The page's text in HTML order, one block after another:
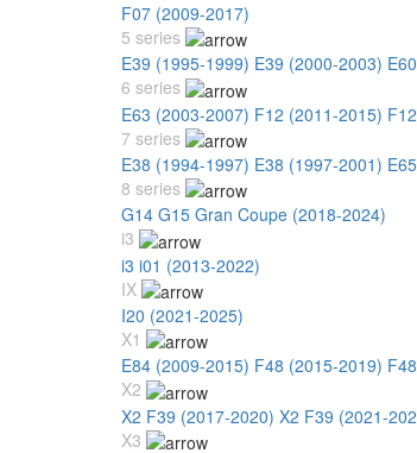
F07 (2009-2017)
5 series
E39 (1995-1999) E39 (2000-2003)
6 series
E63 (2003-2007) F12 (2011-2015)
7 series
E38 (1994-1997) E38 (1997-2001)
8 series
G14 G15 Gran Coupe (2018-2024)
i3
i3 i01 (2013-2022)
IX
I20 (2021-2025)
X1
E84 (2009-2015) F48 (2015-2019)
X2
X2 F39 (2017-2020) X2 F39 (2021-
X3